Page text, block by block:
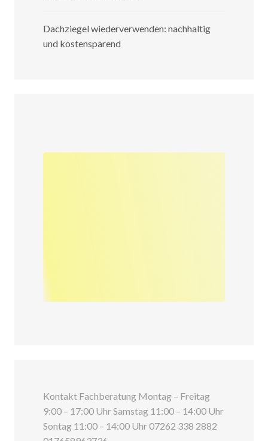
Dachziegel wiederverwenden: nachhaltig
und kostensparend
Kontakt Fachberatung Montag – Freitag
9:00 – 17:00 Uhr Samstag 11:00 – 14:00 Uhr
Sontag 11:00 – 14:00 Uhr 07262 338 2882